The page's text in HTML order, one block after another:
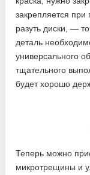
закрепляется
разуть диски, —
деталь
универсального
тщательного
будет хорошо
Теперь можно
микротрещины и